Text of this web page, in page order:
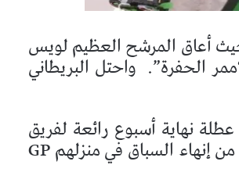
أعاق المرشح العظيم لويس
الحفرة”. واحتل البريطاني
نهاية أسبوع رائعة لفريق
كان الوجه الآخر للعملة لفيراري ، الذين لم يتمكنوا من إنهاء السباق في منزلهم GP